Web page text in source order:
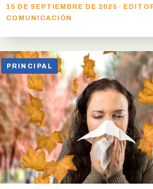
15 DE SEPTIEMBRE DE 2025 ·
COMUNICACIÓN
PRINCIPAL